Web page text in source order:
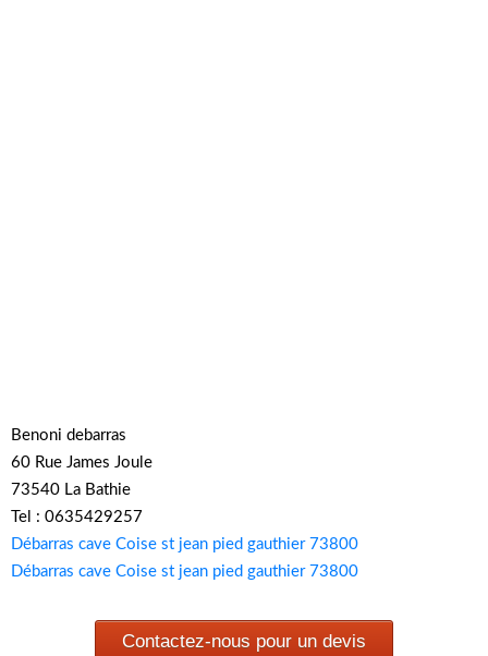
Benoni debarras
60 Rue James Joule
73540 La Bathie
Tel : 0635429257
Débarras cave Coise st jean pied gauthier 73800
Débarras cave Coise st jean pied gauthier 73800
Contactez-nous pour un devis